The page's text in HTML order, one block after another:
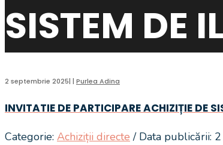
SISTEM DE
2 septembrie 2025| | Purlea Adina
INVITATIE DE PARTICIPARE ACHIZIȚIE DE
Categorie: Achiziții directe / Data publicării: